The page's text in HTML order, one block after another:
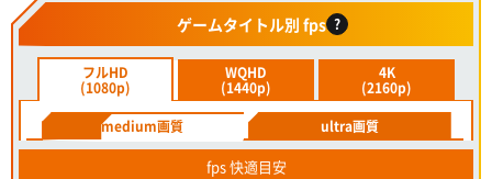
ゲームタイトル別 fps ?
フルHD
(1080p)
WQHD
(1440p)
4K
(2160p)
medium画質
ultra画質
fps 快適目安